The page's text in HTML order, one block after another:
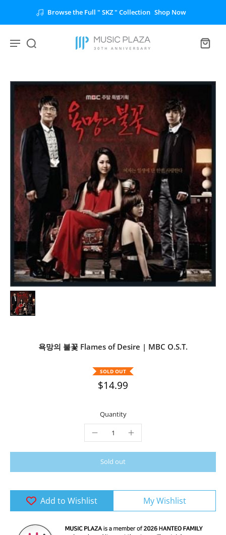
Browse the Full " SKZ " Collection Shop Now
욕망의 불꽃 Flames of Desire | MBC O.S.T.
SOLD OUT
$14.99
Quantity
Sold out
Add to Wishlist My Wishlist